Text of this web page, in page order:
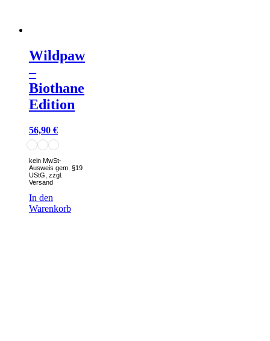
Wildpaw
–
Biothane
Edition
56,90 €
kein MwSt-
Ausweis gem. §19
UStG, zzgl.
Versand
In den
Warenkorb